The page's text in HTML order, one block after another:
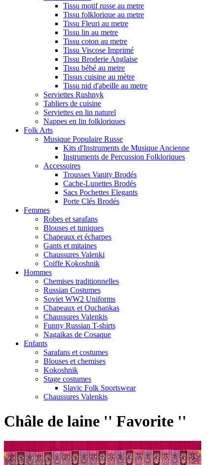
Tissu motif russe au metre
Tissu folklorique au metre
Tissu Fleuri au metre
Tissu lin au metre
Tissu coton au metre
Tissu Viscose Imprimé
Tissu Broderie Anglaise
Tissu bébé au metre
Tissus cuisine au mètre
Tissu nid d'abeille au metre
Serviettes Rushnyk
Tabliers de cuisine
Serviettes en lin naturel
Nappes en lin folkloriques
Folk Arts
Musique Populaire Russe
Kits d'Instruments de Musique Ancienne
Instruments de Percussion Folkloriques
Accessoires
Trousses Vanity Brodés
Cache-Lunettes Brodés
Sacs Pochettes Elegants
Porte Clés Brodés
Femmes
Robes et sarafans
Blouses et tuniques
Chapeaux et écharpes
Gants et mitaines
Chaussures Valenki
Coiffe Kokoshnik
Hommes
Chemises traditionnelles
Russian Costumes
Soviet WW2 Uniforms
Chapeaux et Ouchankas
Chaussures Valenkis
Funny Russian T-shirts
Nagaikas de Cosaque
Enfants
Sarafans et costumes
Blouses et chemises
Kokoshnik
Stage costumes
Slavic Folk Sportswear
Chaussures Valenkis
Châle de laine '' Favorite ''